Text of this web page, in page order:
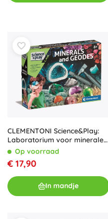
CLEMENTONI Science&Play:
Laboratorium voor mineralen
en geoden
Op voorraad
€ 17,90
In mandje